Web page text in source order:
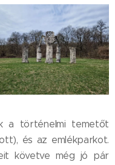
a történelmi temetőt
és az emlékparkot.
követve még jó pár